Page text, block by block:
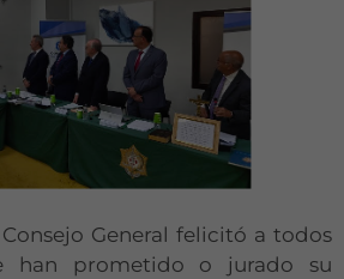
General felicitó a todos
han prometido o jurado su
cookies no
son
opcionales.
Son
necesarias
para que
funcione la
web.
Estadísticas